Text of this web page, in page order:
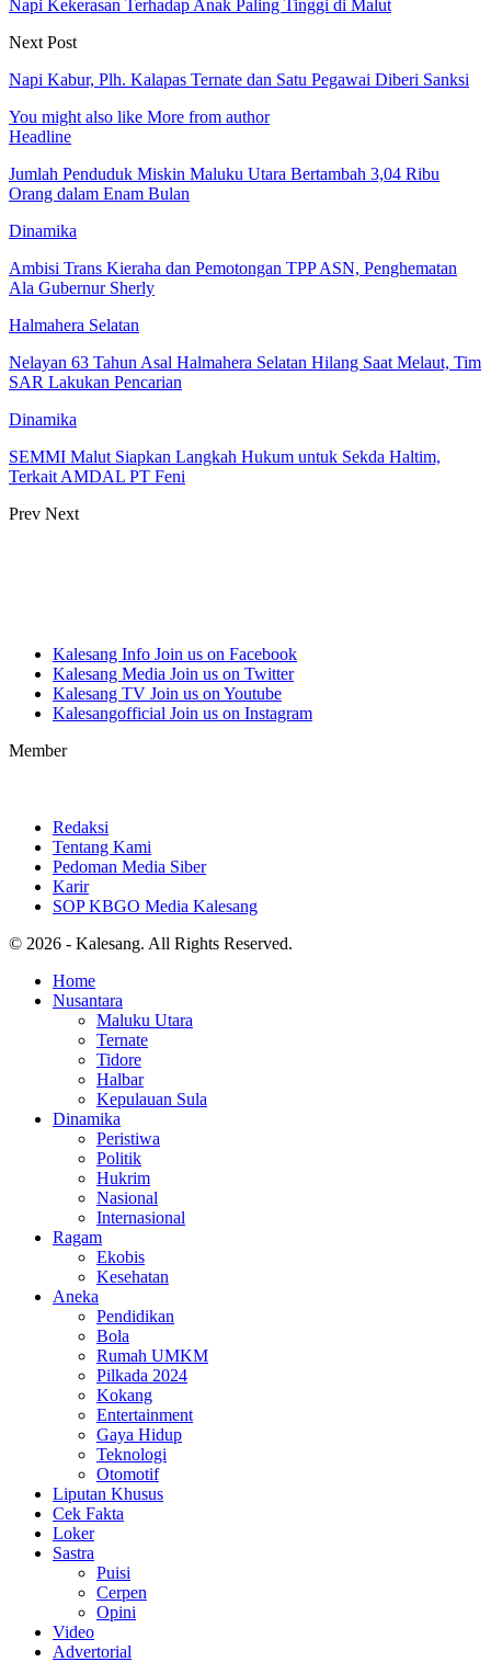
Napi Kekerasan Terhadap Anak Paling Tinggi di Malut
Next Post
Napi Kabur, Plh. Kalapas Ternate dan Satu Pegawai Diberi Sanksi
You might also like More from author
Headline
Jumlah Penduduk Miskin Maluku Utara Bertambah 3,04 Ribu
Orang dalam Enam Bulan
Dinamika
Ambisi Trans Kieraha dan Pemotongan TPP ASN, Penghematan
Ala Gubernur Sherly
Halmahera Selatan
Nelayan 63 Tahun Asal Halmahera Selatan Hilang Saat Melaut, Tim
SAR Lakukan Pencarian
Dinamika
SEMMI Malut Siapkan Langkah Hukum untuk Sekda Haltim,
Terkait AMDAL PT Feni
Prev Next
Kalesang Info Join us on Facebook
Kalesang Media Join us on Twitter
Kalesang TV Join us on Youtube
Kalesangofficial Join us on Instagram
Member
Redaksi
Tentang Kami
Pedoman Media Siber
Karir
SOP KBGO Media Kalesang
© 2026 - Kalesang. All Rights Reserved.
Home
Nusantara
Maluku Utara
Ternate
Tidore
Halbar
Kepulauan Sula
Dinamika
Peristiwa
Politik
Hukrim
Nasional
Internasional
Ragam
Ekobis
Kesehatan
Aneka
Pendidikan
Bola
Rumah UMKM
Pilkada 2024
Kokang
Entertainment
Gaya Hidup
Teknologi
Otomotif
Liputan Khusus
Cek Fakta
Loker
Sastra
Puisi
Cerpen
Opini
Video
Advertorial